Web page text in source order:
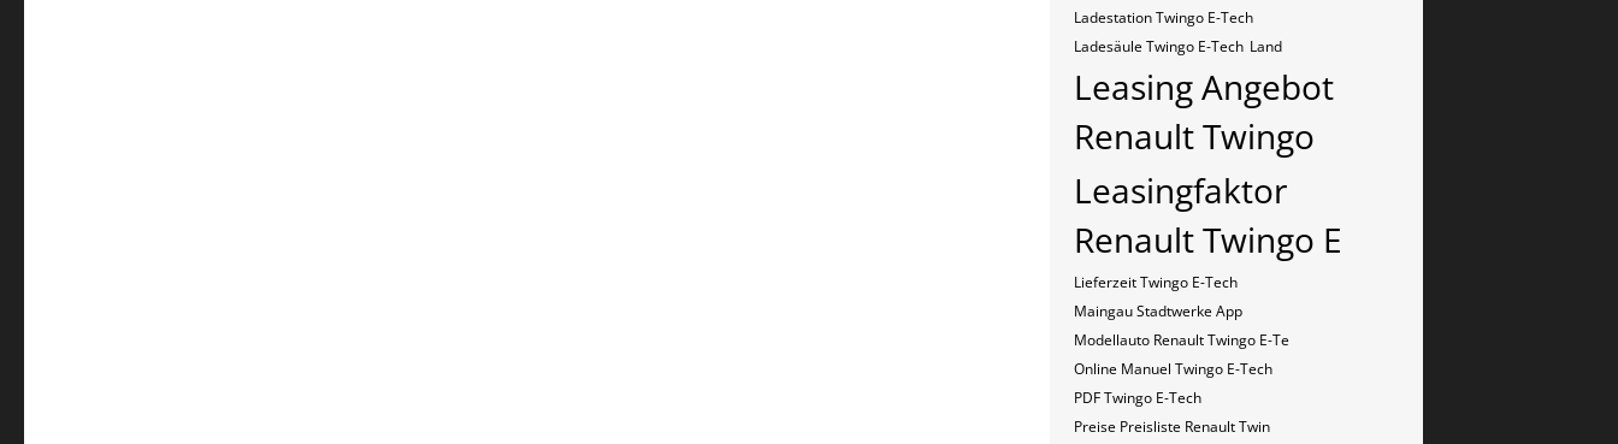
Ladestation Twingo E-Tech
Ladesäule Twingo E-Tech Land
Leasing Angebot
Renault Twingo
Leasingfaktor
Renault Twingo E
Lieferzeit Twingo E-Tech
Maingau Stadtwerke App
Modellauto Renault Twingo E-Te
Online Manuel Twingo E-Tech
PDF Twingo E-Tech
Preise Preisliste Renault Twin